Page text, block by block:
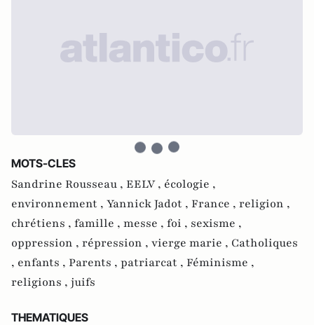
MOTS-CLES
Sandrine Rousseau , EELV , écologie ,
environnement , Yannick Jadot , France , religion ,
chrétiens , famille , messe , foi , sexisme ,
oppression , répression , vierge marie , Catholiques
, enfants , Parents , patriarcat , Féminisme ,
religions , juifs
THEMATIQUES